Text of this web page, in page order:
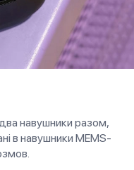
навушники разом,
в навушники MEMS-